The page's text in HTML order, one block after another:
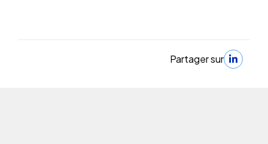
Partager sur